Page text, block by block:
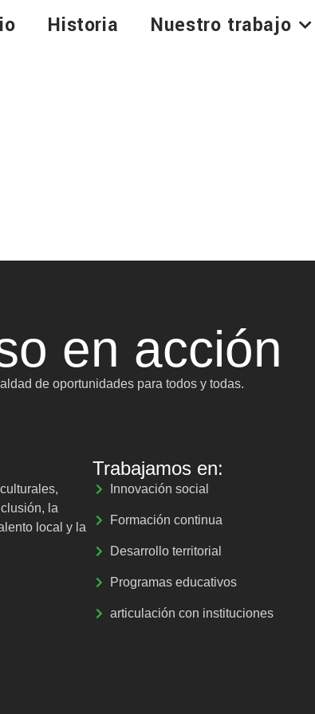
Historia Nuestro trabajo
en acción
de oportunidades para todos y todas.
la
local y la
Trabajamos en:
Innovación social
Formación continua
Desarrollo territorial
Programas educativos
articulación con instituciones